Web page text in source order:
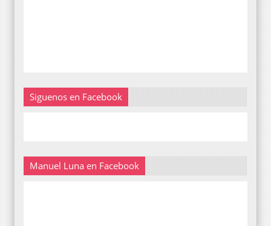
Siguenos en Facebook
Manuel Luna en Facebook